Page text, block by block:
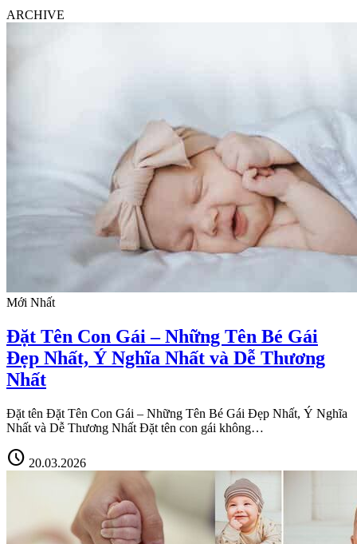
ARCHIVE
Mới Nhất
Đặt Tên Con Gái – Những Tên Bé Gái
Đẹp Nhất, Ý Nghĩa Nhất và Dễ Thương
Nhất
Đặt tên Đặt Tên Con Gái – Những Tên Bé Gái Đẹp Nhất, Ý Nghĩa
Nhất và Dễ Thương Nhất Đặt tên con gái không…
schedule 20.03.2026